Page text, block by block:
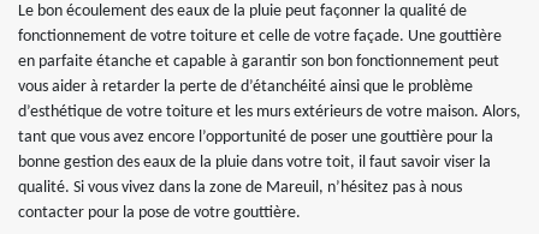
Le bon écoulement des eaux de la pluie peut façonner la qualité de
fonctionnement de votre toiture et celle de votre façade. Une gouttière
en parfaite étanche et capable à garantir son bon fonctionnement peut
vous aider à retarder la perte de d’étanchéité ainsi que le problème
d’esthétique de votre toiture et les murs extérieurs de votre maison. Alors,
tant que vous avez encore l’opportunité de poser une gouttière pour la
bonne gestion des eaux de la pluie dans votre toit, il faut savoir viser la
qualité. Si vous vivez dans la zone de Mareuil, n’hésitez pas à nous
contacter pour la pose de votre gouttière.